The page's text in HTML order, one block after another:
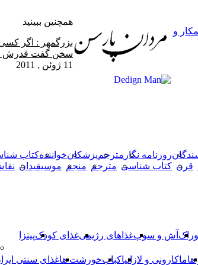
و
روزنامه نگار مترجمپزشکانخوانندهکتاب
قرن کتاب شناسی مترجم منجم موسیقیدان
آش و سوپغذاهای رژیمیغذای کودکپیتزا
هاماکارونی و لازانیاکبابخورشت هاغذای سنتی
همچنین ببینید
بزرگمهر : اگر
سخن گفت قدرش
11 ژوئن , 2011
فیس
X
واتس
تلگرام
وایبر
دکمه